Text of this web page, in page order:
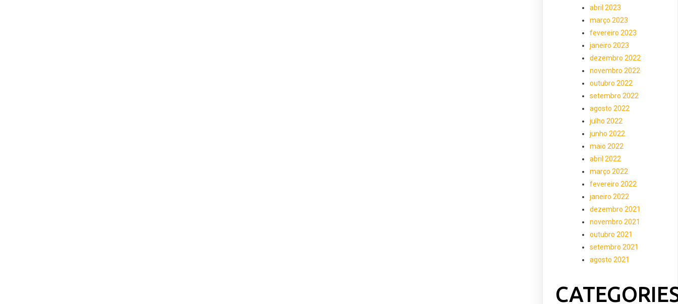
abril 2023
março 2023
fevereiro 2023
janeiro 2023
dezembro 2022
novembro 2022
outubro 2022
setembro 2022
agosto 2022
julho 2022
junho 2022
maio 2022
abril 2022
março 2022
fevereiro 2022
janeiro 2022
dezembro 2021
novembro 2021
outubro 2021
setembro 2021
agosto 2021